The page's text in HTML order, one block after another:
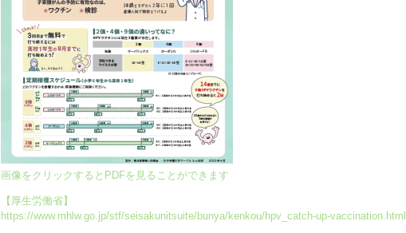
画像をクリックするとPDFを見ることができます
【厚生労働省】
https://www.mhlw.go.jp/stf/seisakunitsuite/bunya/kenkou/hpv_catch-up-vaccination.html